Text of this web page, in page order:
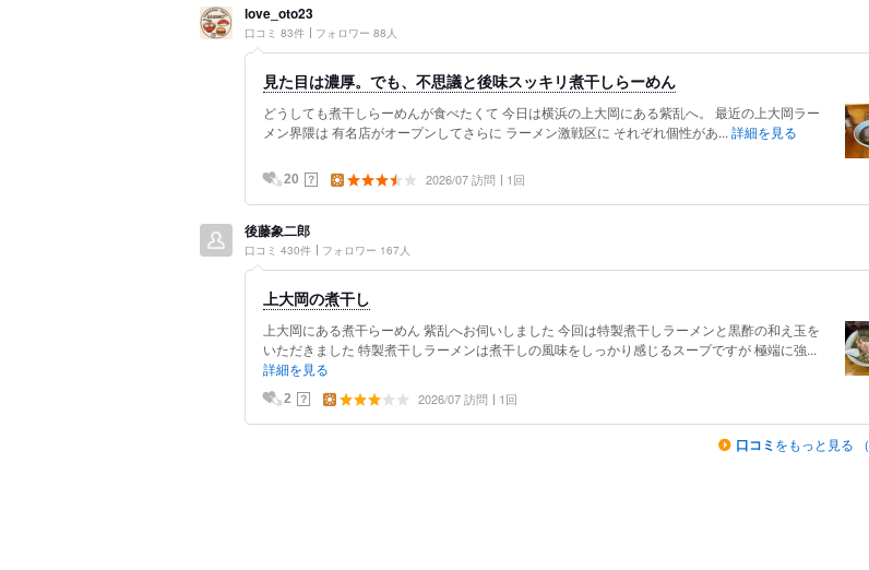
love_oto23
口コミ 83件 フォロワー 88人
見た目は濃厚。でも、不思議と後味スッキリ煮干しらーめん
どうしても煮干しらーめんが食べたくて 今日は横浜の上大岡にある紫乱へ。 最近の上大岡ラー
メン界隈は 有名店がオープンしてさらに ラーメン激戦区に それぞれ個性があ... 詳細を見る
20 ？ 2026/07 訪問 1回
後藤象二郎
口コミ 430件 フォロワー 167人
上大岡の煮干し
上大岡にある煮干らーめん 紫乱へお伺いしました 今回は特製煮干しラーメンと黒酢の和え玉を
いただきました 特製煮干しラーメンは煮干しの風味をしっかり感じるスープですが 極端に強...
詳細を見る
2 ？ 2026/07 訪問 1回
口コミ をもっと見る （